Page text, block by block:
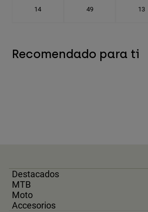
14 49 13
Recomendado para ti
Destacados
MTB
Moto
Accesorios